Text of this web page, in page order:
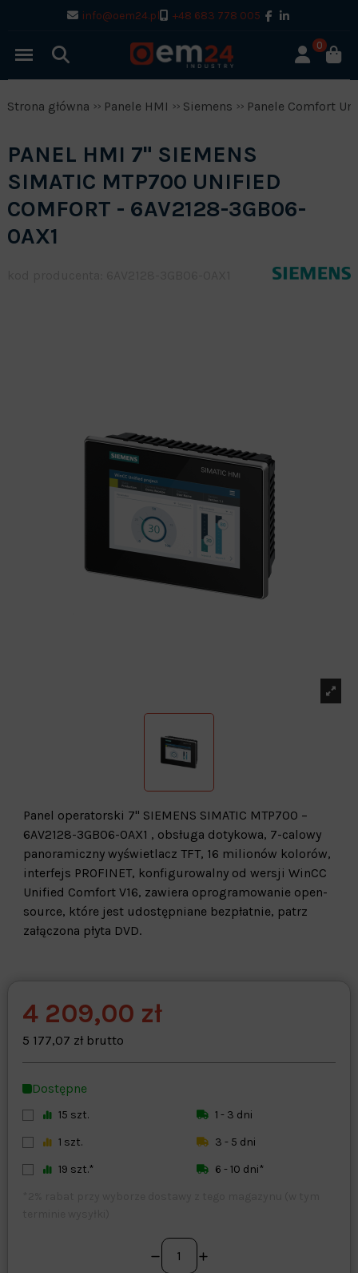
info@oem24.pl +48 683 778 005
0
Strona główna Panele HMI Siemens Panele Comfort
PANEL HMI 7" SIEMENS
SIMATIC MTP700 UNIFIED
COMFORT - 6AV2128-3GB06-
0AX1
Panel operatorski 7" SIEMENS SIMATIC MTP700 –
6AV2128-3GB06-0AX1 , obsługa dotykowa, 7-calowy
panoramiczny wyświetlacz TFT, 16 milionów kolorów,
interfejs PROFINET, konfigurowalny od wersji WinCC
Unified Comfort V16, zawiera oprogramowanie open-
source, które jest udostępniane bezpłatnie, patrz
załączona płyta DVD.
Warehouse
opcjonalne
4 209,00 zł
5 177,07 zł brutto
Dostępne
15 szt.
1 - 3 dni
1 szt.
3 - 5 dni
19 szt.*
6 - 10 dni*